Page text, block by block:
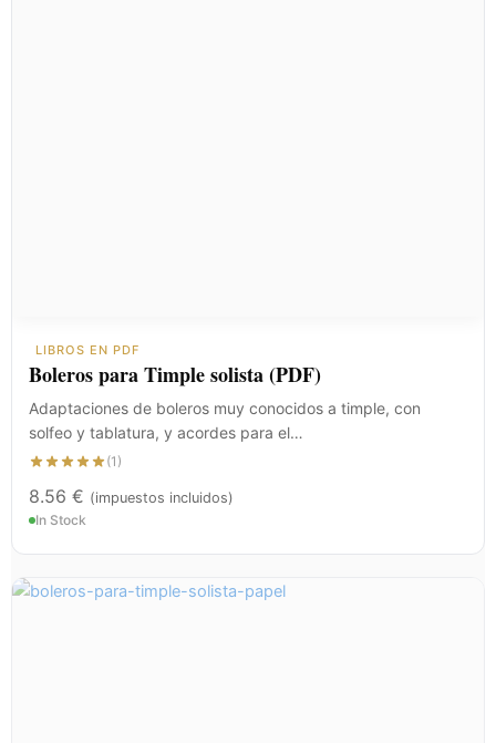
LIBROS EN PDF
Boleros para Timple solista (PDF)
Adaptaciones de boleros muy conocidos a timple, con
solfeo y tablatura, y acordes para el…
(1)
8.56 € (impuestos incluidos)
In Stock